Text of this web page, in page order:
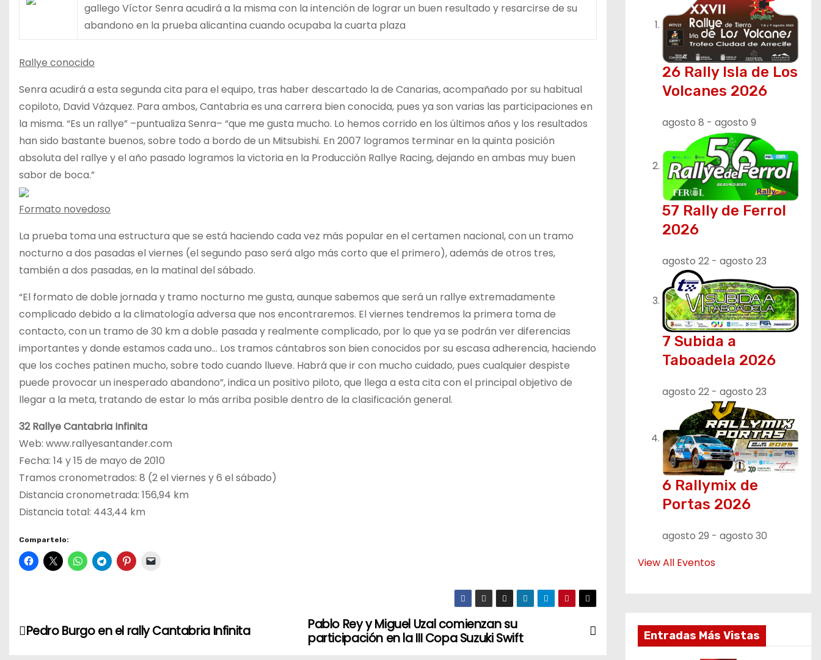
gallego Víctor Senra acudirá a la misma con la intención de lograr un buen resultado y resarcirse de su
abandono en la prueba alicantina cuando ocupaba la cuarta plaza
Rallye conocido
Senra acudirá a esta segunda cita para el equipo, tras haber descartado la de Canarias, acompañado por su habitual
copiloto, David Vázquez. Para ambos, Cantabria es una carrera bien conocida, pues ya son varias las participaciones en
la misma. “Es un rallye” –puntualiza Senra– “que me gusta mucho. Lo hemos corrido en los últimos años y los resultados
han sido bastante buenos, sobre todo a bordo de un Mitsubishi. En 2007 logramos terminar en la quinta posición
absoluta del rallye y el año pasado logramos la victoria en la Producción Rallye Racing, dejando en ambas muy buen
sabor de boca.”
Formato novedoso
La prueba toma una estructura que se está haciendo cada vez más popular en el certamen nacional, con un tramo
nocturno a dos pasadas el viernes (el segundo paso será algo más corto que el primero), además de otros tres,
también a dos pasadas, en la matinal del sábado.
“El formato de doble jornada y tramo nocturno me gusta, aunque sabemos que será un rallye extremadamente
complicado debido a la climatología adversa que nos encontraremos. El viernes tendremos la primera toma de
contacto, con un tramo de 30 km a doble pasada y realmente complicado, por lo que ya se podrán ver diferencias
importantes y donde estamos cada uno… Los tramos cántabros son bien conocidos por su escasa adherencia, haciendo
que los coches patinen mucho, sobre todo cuando llueve. Habrá que ir con mucho cuidado, pues cualquier despiste
puede provocar un inesperado abandono”, indica un positivo piloto, que llega a esta cita con el principal objetivo de
llegar a la meta, tratando de estar lo más arriba posible dentro de la clasificación general.
32 Rallye Cantabria Infinita
Web: www.rallyesantander.com
Fecha: 14 y 15 de mayo de 2010
Tramos cronometrados: 8 (2 el viernes y 6 el sábado)
Distancia cronometrada: 156,94 km
Distancia total: 443,44 km
Compartelo:
N
Pablo Rey y Miguel Uzal comienzan su
participación en la III Copa Suzuki Swift
Pedro Burgo en el rally Cantabria Infinita
26 Rally Isla de Los
Volcanes 2026
agosto 8 - agosto 9
57 Rally de Ferrol
2026
agosto 22 - agosto 23
7 Subida a
Taboadela 2026
agosto 22 - agosto 23
6 Rallymix de
Portas 2026
agosto 29 - agosto 30
View All Eventos
Entradas Más Vistas